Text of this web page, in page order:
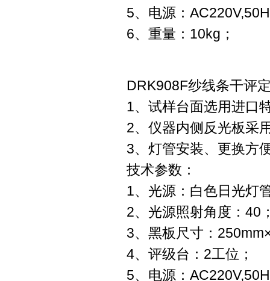
5、电源：
6、重量：10kg；
DRK908F纱线条干评
1、试样台面选用进口
2、仪器内侧反光板采
3、灯管安装、更换方
技术参数：
1、光源：白色日光灯
2、光源照射角度：40
3、黑板尺寸：
4、评级台：2工位；
5、电源：